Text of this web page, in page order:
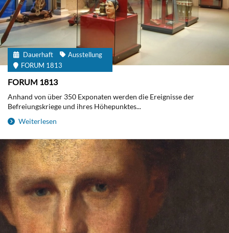
Dauerhaft
Ausstellung
FORUM 1813
FORUM 1813
Anhand von über 350 Exponaten werden die Ereignisse der
Befreiungskriege und ihres Höhepunktes...
Weiterlesen